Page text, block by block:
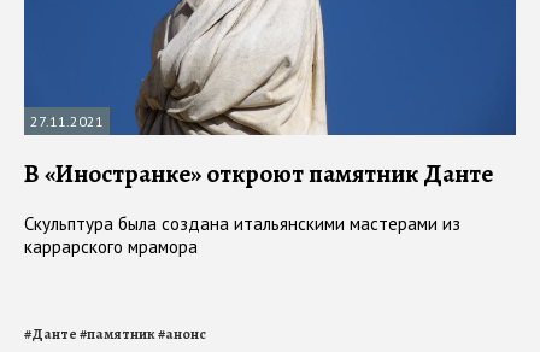
27.11.2021
В «Иностранке» откроют памятник Данте
Скульптура была создана итальянскими мастерами из
каррарского мрамора
#Данте#памятник#анонс